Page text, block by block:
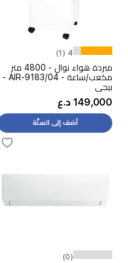
4 (1)
مبردة هواء نوال - 4800 متر
مكعب/ساعة - AIR-9183/04 -
بيجي
149,000 د.ع
أضف إلى السلّة
(0)